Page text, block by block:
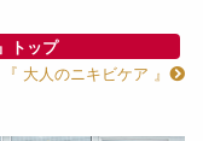
トップ
『 大人のニキビケア 』